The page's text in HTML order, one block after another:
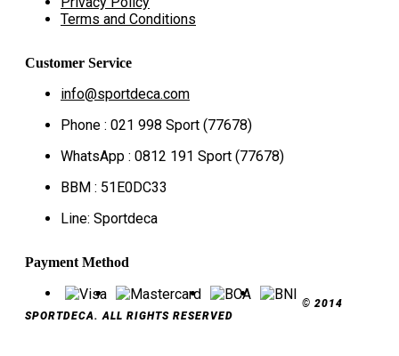
Terms and Conditions
Customer Service
info@sportdeca.com
Phone : 021 998 Sport (77678)
WhatsApp : 0812 191 Sport (77678)
BBM : 51E0DC33
Line: Sportdeca
Payment Method
© 2014
SPORTDECA. ALL RIGHTS RESERVED